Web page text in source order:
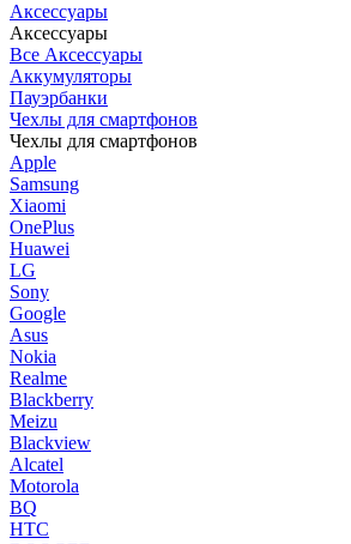
Аксессуары
Аксессуары
Все Аксессуары
Аккумуляторы
Пауэрбанки
Чехлы для смартфонов
Чехлы для смартфонов
Apple
Samsung
Xiaomi
OnePlus
Huawei
LG
Sony
Google
Asus
Nokia
Realme
Blackberry
Meizu
Blackview
Alcatel
Motorola
BQ
HTC